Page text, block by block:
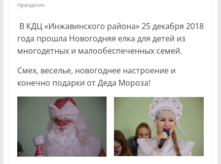
праздник
В КДЦ «Инжавинского района» 25 декабря 2018
года прошла Новогодняя елка для детей из
многодетных и малообеспеченных семей.
Смех, веселье, новогоднее настроение и
конечно подарки от Деда Мороза!